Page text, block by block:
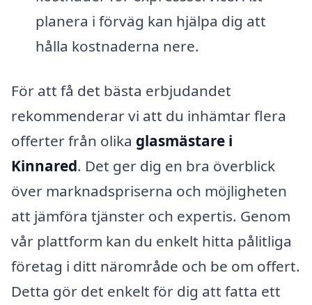
planera i förväg kan hjälpa dig att
hålla kostnaderna nere.
För att få det bästa erbjudandet
rekommenderar vi att du inhämtar flera
offerter från olika glasmästare i
Kinnared. Det ger dig en bra överblick
över marknadspriserna och möjligheten
att jämföra tjänster och expertis. Genom
vår plattform kan du enkelt hitta pålitliga
företag i ditt närområde och be om offert.
Detta gör det enkelt för dig att fatta ett